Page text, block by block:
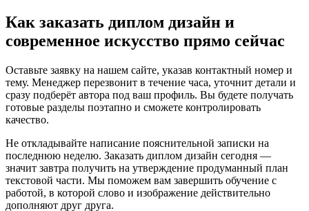
Как заказать диплом дизайн и
современное искусство прямо сейчас
Оставьте заявку на нашем сайте, указав контактный номер и
тему. Менеджер перезвонит в течение часа, уточнит детали и
сразу подберёт автора под ваш профиль. Вы будете получать
готовые разделы поэтапно и сможете контролировать
качество.
Не откладывайте написание пояснительной записки на
последнюю неделю. Заказать диплом дизайн сегодня —
значит завтра получить на утверждение продуманный план
текстовой части. Мы поможем вам завершить обучение с
работой, в которой слово и изображение действительно
дополняют друг друга.